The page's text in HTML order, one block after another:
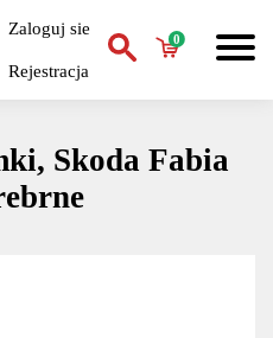
Zaloguj sie
Rejestracja
0
Skoda Fabia